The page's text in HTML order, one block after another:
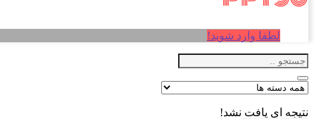
لطفا وارد شوید!
نتیجه ای یافت نشد!